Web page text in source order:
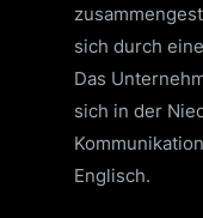
sich durch
Das
sich in der
Englisch.